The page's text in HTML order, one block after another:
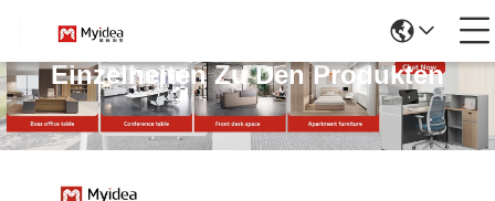
Einzelheiten Zu Den Produkten